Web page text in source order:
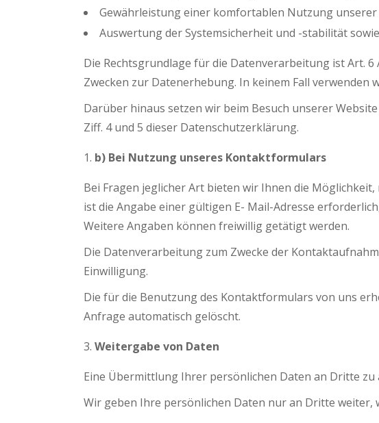
Gewährleistung einer komfortablen Nutzung unserer
Auswertung der Systemsicherheit und -stabilität
Die Rechtsgrundlage für die Datenverarbeitung ist Art.
Zwecken zur Datenerhebung. In keinem Fall verwenden
Darüber hinaus setzen wir beim Besuch unserer
Ziff. 4 und 5 dieser Datenschutzerklärung.
b) Bei Nutzung unseres Kontaktformulars
Bei Fragen jeglicher Art bieten wir Ihnen die
ist die Angabe einer gültigen E- Mail-Adresse
Weitere Angaben können freiwillig getätigt werden.
Die Datenverarbeitung zum Zwecke der
Einwilligung.
Die für die Benutzung des Kontaktformulars von uns
Anfrage automatisch gelöscht.
Weitergabe von Daten
Eine Übermittlung Ihrer persönlichen Daten an Dritte
Wir geben Ihre persönlichen Daten nur an Dritte weiter,